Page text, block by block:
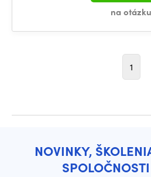
na otázku
1
NOVINKY,